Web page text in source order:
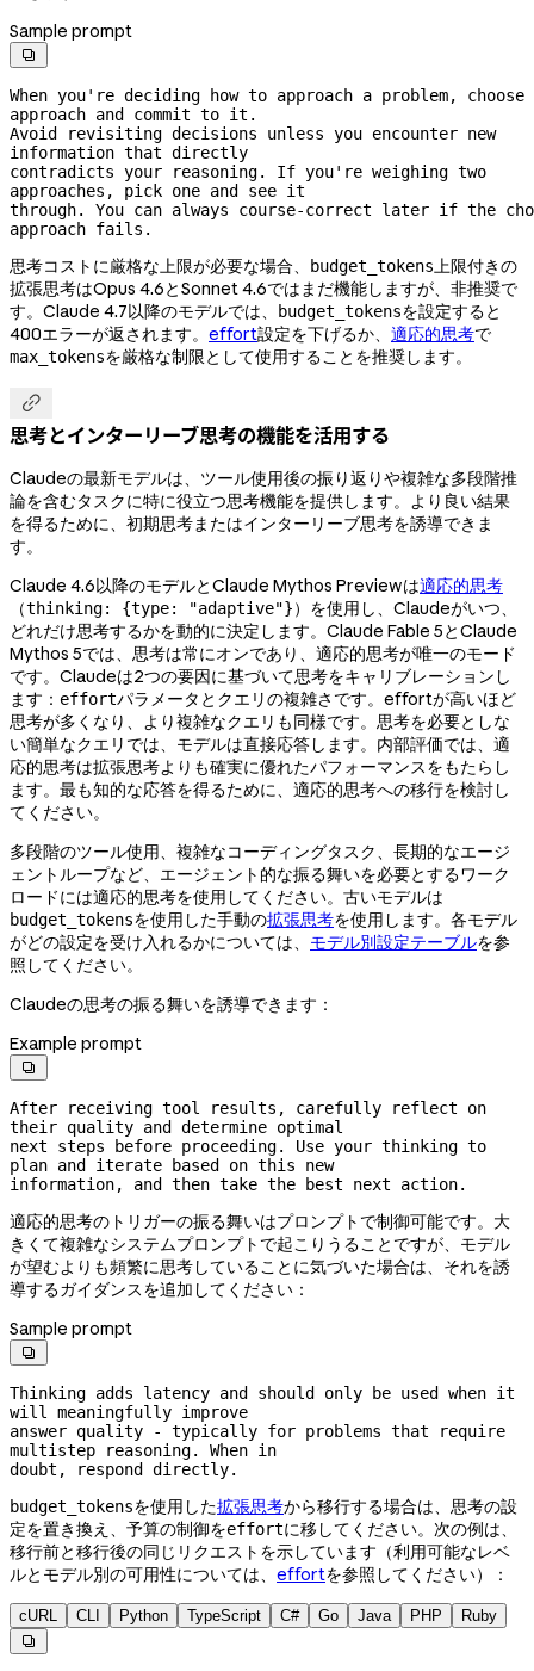
Sample prompt

When you're deciding how to approach a problem, choose
approach and commit to it.
Avoid revisiting decisions unless you encounter new
information that directly
contradicts your reasoning. If you're weighing two
approaches, pick one and see it
through. You can always course-correct later if the
approach fails.
思考コストに厳格な上限が必要な場合、 budget_tokens 上限付きの
拡張思考はOpus 4.6とSonnet 4.6ではまだ機能しますが、非推奨で
す。Claude 4.7以降のモデルでは、
budget_tokensを設定すると
400エラーが返されます。 effort設定を下げるか、 適応的思考で
max_tokensを厳格な制限として使用することを推奨します。

思考とインターリーブ思考の機能を活用する
Claudeの最新モデルは、ツール使用後の振り返りや複雑な多段階推
論を含むタスクに特に役立つ思考機能を提供します。より良い結果
を得るために、初期思考またはインターリーブ思考を誘導できま
す。
Claude 4.6以降のモデルとClaude Mythos Previewは適応的思考
（thinking: {type: "adaptive"}）を使用し、Claudeがいつ、
どれだけ思考するかを動的に決定します。Claude Fable 5とClaude
Mythos 5では、思考は常にオンであり、適応的思考が唯一のモード
です。Claudeは2つの要因に基づいて思考をキャリブレーションし
ます： effortパラメータとクエリの複雑さです。effortが高いほど
思考が多くなり、より複雑なクエリも同様です。思考を必要としな
い簡単なクエリでは、モデルは直接応答します。内部評価では、適
応的思考は拡張思考よりも確実に優れたパフォーマンスをもたらし
ます。最も知的な応答を得るために、適応的思考への移行を検討し
てください。
多段階のツール使用、複雑なコーディングタスク、長期的なエージ
ェントループなど、エージェント的な振る舞いを必要とするワーク
ロードには適応的思考を使用してください。古いモデルは
budget_tokensを使用した手動の拡張思考を使用します。各モデル
がどの設定を受け入れるかについては、 モデル別設定テーブルを参
照してください。
Claudeの思考の振る舞いを誘導できます：
Example prompt

After receiving tool results, carefully reflect on
their quality and determine optimal
next steps before proceeding. Use your thinking to
plan and iterate based on this new
information, and then take the best next action.
適応的思考のトリガーの振る舞いはプロンプトで制御可能です。大
きくて複雑なシステムプロンプトで起こりうることですが、モデル
が望むよりも頻繁に思考していることに気づいた場合は、それを誘
導するガイダンスを追加してください：
Sample prompt

Thinking adds latency and should only be used when it
will meaningfully improve
answer quality - typically for problems that require
multistep reasoning. When in
doubt, respond directly.
budget_tokensを使用した拡張思考から移行する場合は、思考の設
定を置き換え、予算の制御をeffortに移してください。次の例は、
移行前と移行後の同じリクエストを示しています（利用可能なレベ
ルとモデル別の可用性については、 effortを参照してください）：
cURL CLI Python TypeScript C# Go Java PHP Ruby
